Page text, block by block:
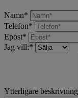
Namn*
Telefon*
Epost*
Jag vill:*
Ytterligare beskrivning